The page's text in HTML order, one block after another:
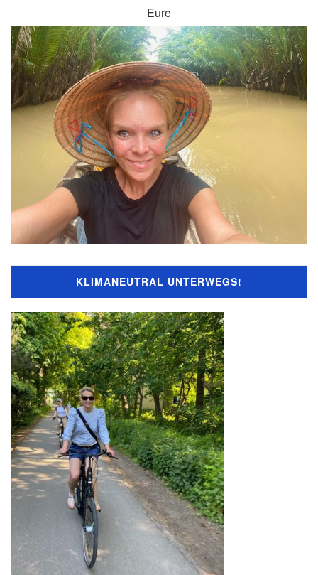
Eure
KLIMANEUTRAL UNTERWEGS!